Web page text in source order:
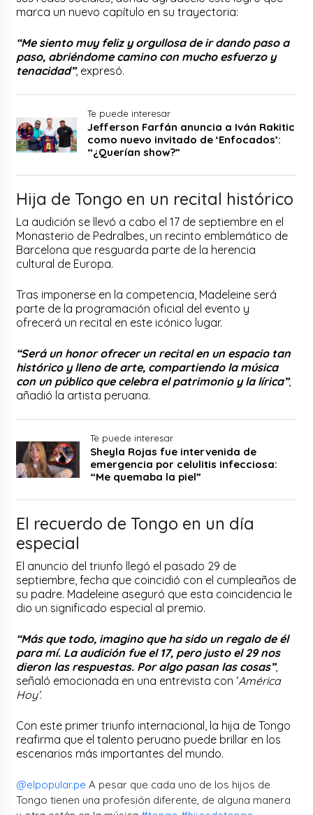
marca un nuevo capítulo en su trayectoria:
“Me siento muy feliz y orgullosa de ir dando paso a
paso, abriéndome camino con mucho esfuerzo y
tenacidad”, expresó.
Te puede interesar
Jefferson Farfán anuncia a Iván Rakitic
como nuevo invitado de ‘Enfocados’:
“¿Querían show?”
Hija de Tongo en un recital histórico
La audición se llevó a cabo el 17 de septiembre en el
Monasterio de Pedralbes, un recinto emblemático de
Barcelona que resguarda parte de la herencia
cultural de Europa.
Tras imponerse en la competencia, Madeleine será
parte de la programación oficial del evento y
ofrecerá un recital en este icónico lugar.
“Será un honor ofrecer un recital en un espacio tan
histórico y lleno de arte, compartiendo la música
con un público que celebra el patrimonio y la lírica”,
añadió la artista peruana.
Te puede interesar
Sheyla Rojas fue intervenida de
emergencia por celulitis infecciosa:
“Me quemaba la piel”
El recuerdo de Tongo en un día
especial
El anuncio del triunfo llegó el pasado 29 de
septiembre, fecha que coincidió con el cumpleaños de
su padre. Madeleine aseguró que esta coincidencia le
dio un significado especial al premio.
“Más que todo, imagino que ha sido un regalo de él
para mí. La audición fue el 17, pero justo el 29 nos
dieron las respuestas. Por algo pasan las cosas”,
señaló emocionada en una entrevista con ‘América
Hoy’.
Con este primer triunfo internacional, la hija de Tongo
reafirma que el talento peruano puede brillar en los
escenarios más importantes del mundo.
@elpopular.pe A pesar que cada uno de los hijos de
Tongo tienen una profesión diferente, de alguna manera